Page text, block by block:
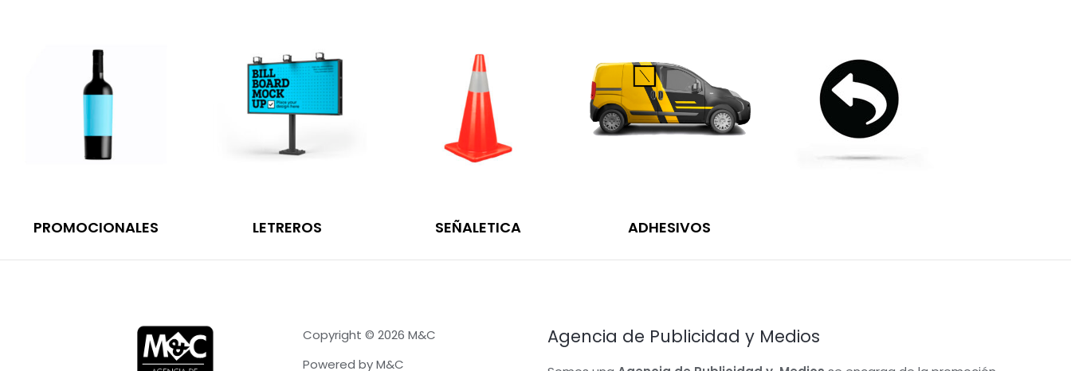
PROMOCIONALES LETREROS SEÑALETICA ADHESIVOS
Copyright © 2026 M&C
Powered by M&C
Agencia de Publicidad y Medios